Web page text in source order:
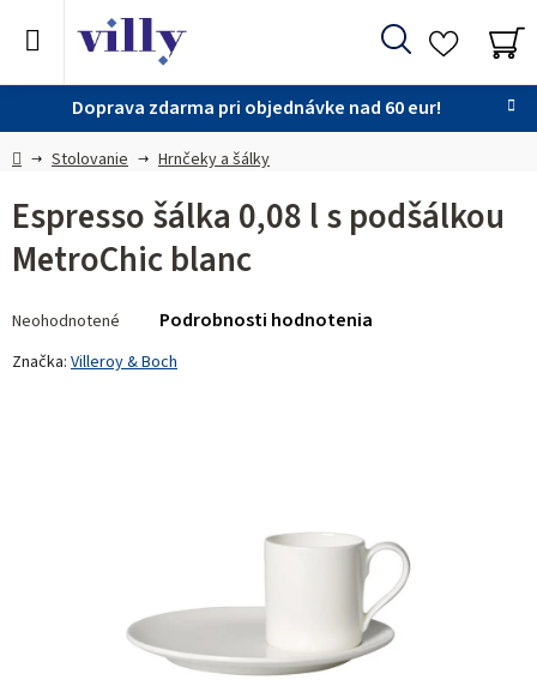
Doprava zdarma pri objednávke nad 60 eur!
Hľadať
DomovStolovanie Hrnčeky a šálky
Espresso šálka 0,08 l s podšálkou
MetroChic blanc
hodnotenie
produktu
Neohodnotené Podrobnosti hodnotenia
Značka: Villeroy & Boch